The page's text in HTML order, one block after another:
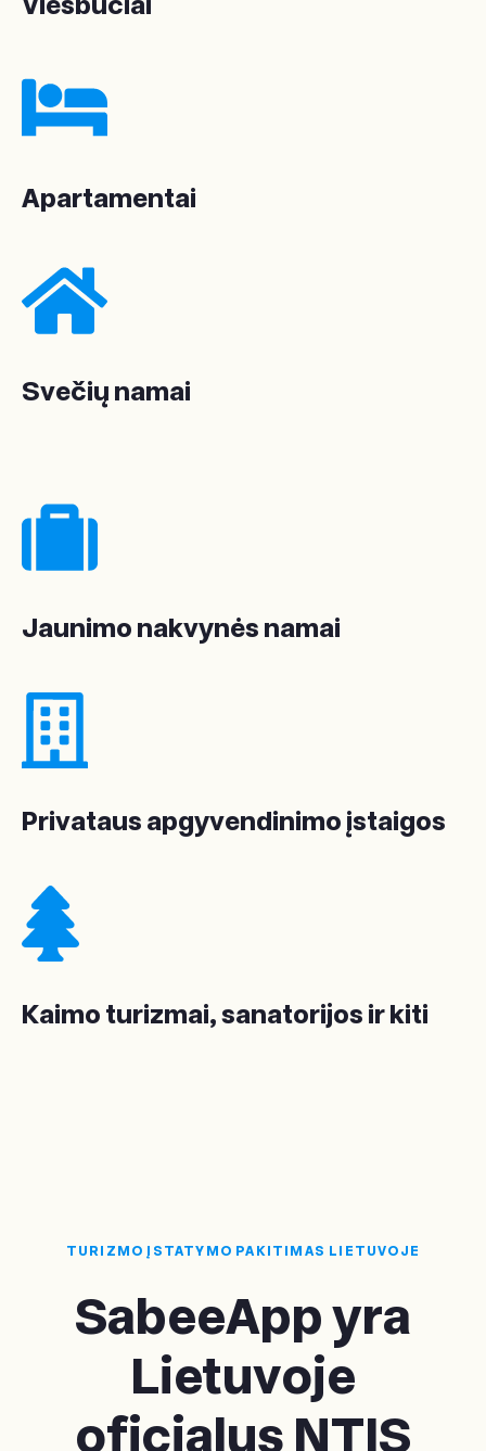
Apartamentai
Svečių namai
Jaunimo nakvynės namai
Privataus apgyvendinimo įstaigos
Kaimo turizmai, sanatorijos ir kiti
TURIZMO ĮSTATYMO PAKITIMAS LIETUVOJE
SabeeApp yra
Lietuvoje